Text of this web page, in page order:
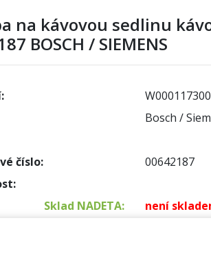
na kávovou sedlinu
BOSCH / SIEMENS
W000117300
Bosch /
číslo:
00642187
Sklad NADETA:
není
k dispozici